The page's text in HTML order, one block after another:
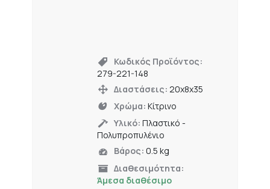
Κωδικός Προϊόντος:
279-221-148
Διαστάσεις: 20x8x35
Χρώμα: Κίτρινο
Υλικό: Πλαστικό -
Πολυπροπυλένιο
Βάρος: 0.5 kg
Διαθεσιμότητα:
Άμεσα διαθέσιμο